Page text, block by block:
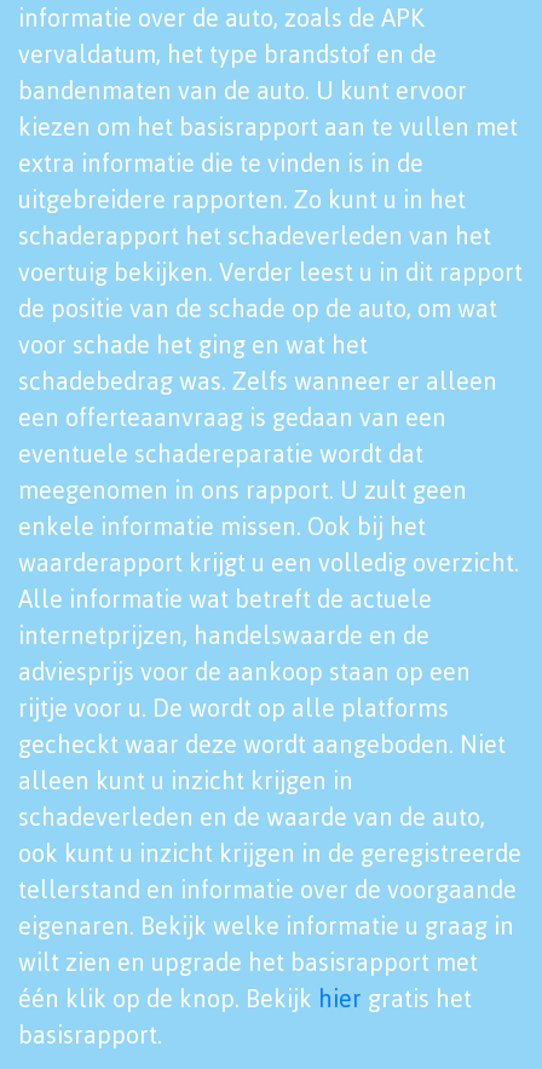
informatie over de auto, zoals de APK
vervaldatum, het type brandstof en de
bandenmaten van de auto. U kunt ervoor
kiezen om het basisrapport aan te vullen met
extra informatie die te vinden is in de
uitgebreidere rapporten. Zo kunt u in het
schaderapport het schadeverleden van het
voertuig bekijken. Verder leest u in dit rapport
de positie van de schade op de auto, om wat
voor schade het ging en wat het
schadebedrag was. Zelfs wanneer er alleen
een offerteaanvraag is gedaan van een
eventuele schadereparatie wordt dat
meegenomen in ons rapport. U zult geen
enkele informatie missen. Ook bij het
waarderapport krijgt u een volledig overzicht.
Alle informatie wat betreft de actuele
internetprijzen, handelswaarde en de
adviesprijs voor de aankoop staan op een
rijtje voor u. De wordt op alle platforms
gecheckt waar deze wordt aangeboden. Niet
alleen kunt u inzicht krijgen in
schadeverleden en de waarde van de auto,
ook kunt u inzicht krijgen in de geregistreerde
tellerstand en informatie over de voorgaande
eigenaren. Bekijk welke informatie u graag in
wilt zien en upgrade het basisrapport met
één klik op de knop. Bekijk hier gratis het
basisrapport.